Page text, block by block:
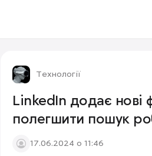
Технології
LinkedIn додає нові
полегшити пошук
17.06.2024 о 11:46